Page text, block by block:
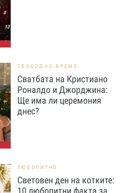
СВОБОДНО ВРЕМЕ
Сватбата на Кристиано
Роналдо и Джорджина:
Ще има ли церемония
днес?
ЛЮБОПИТНО
Световен ден на котките:
10 любопитни факта за